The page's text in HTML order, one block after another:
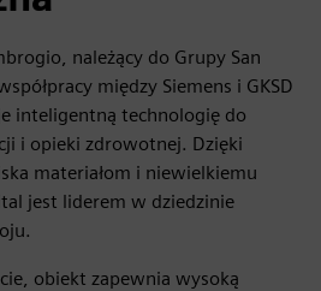
należący do Grupy San
między Siemens i GKSD
inteligentną technologię do
i opieki zdrowotnej. Dzięki
materiałom i niewielkiemu
jest liderem w dziedzinie
obiekt zapewnia wysoką